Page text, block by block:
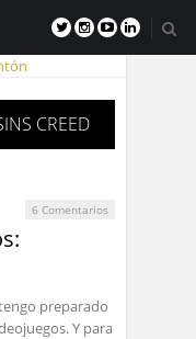
CREED
6 Comentarios
preparado
Y para